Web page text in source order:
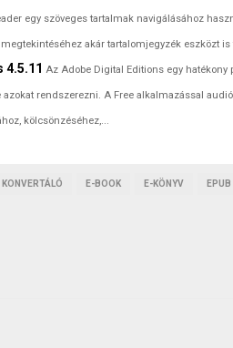
egy szöveges tartalmak navigálásához
akár tartalomjegyzék eszközt is
4.5.11 Az Adobe Digital Editions egy
rendszerezni. A Free alkalmazással
kölcsönzéséhez,...
KONVERTÁLÓ E-BOOK E-KÖNYV